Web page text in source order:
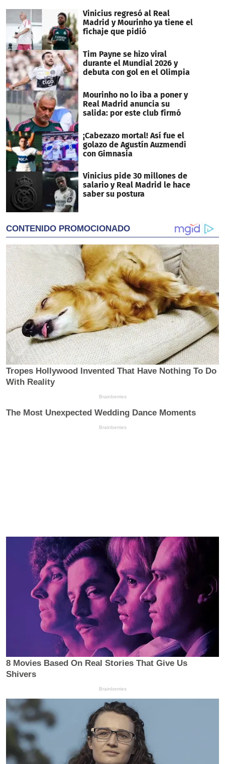
36
seconds
Vinicius regresó al Real
Madrid y Mourinho ya tiene el
fichaje que pidió
Tim Payne se hizo viral
durante el Mundial 2026 y
debuta con gol en el Olimpia
Mourinho no lo iba a poner y
Real Madrid anuncia su
salida: por este club firmó
¡Cabezazo mortal! Así fue el
golazo de Agustín Auzmendi
con Gimnasia
Vinicius pide 30 millones de
salario y Real Madrid le hace
saber su postura